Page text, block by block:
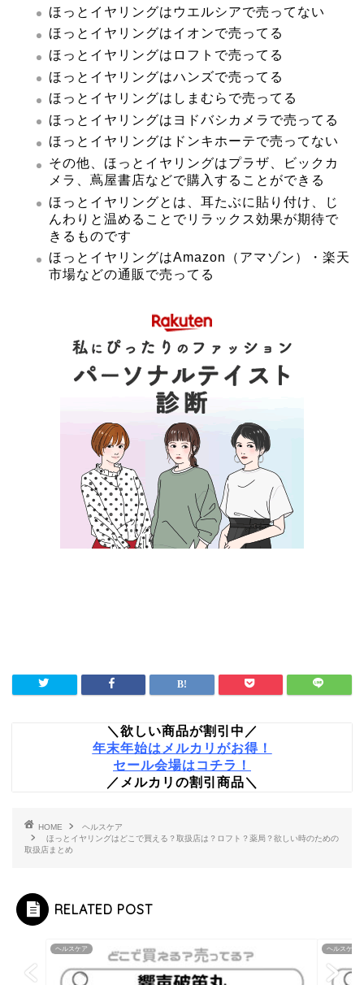
ほっとイヤリングはウエルシアで売ってない
ほっとイヤリングはイオンで売ってる
ほっとイヤリングはロフトで売ってる
ほっとイヤリングはハンズで売ってる
ほっとイヤリングはしまむらで売ってる
ほっとイヤリングはヨドバシカメラで売ってる
ほっとイヤリングはドンキホーテで売ってない
その他、ほっとイヤリングはプラザ、ビックカ
メラ、蔦屋書店などで購入することができる
ほっとイヤリングとは、耳たぶに貼り付け、じ
んわりと温めることでリラックス効果が期待で
きるものです
ほっとイヤリングはAmazon（アマゾン）・楽天
市場などの通販で売ってる
＼欲しい商品が割引中／
年末年始はメルカリがお得！
セール会場はコチラ！
／メルカリの割引商品＼
HOME
ヘルスケア
ほっとイヤリングはどこで買える？取扱店は？ロフト？薬局？欲しい時のための
取扱店まとめ
RELATED POST
ヘルスケア ヘルスケア